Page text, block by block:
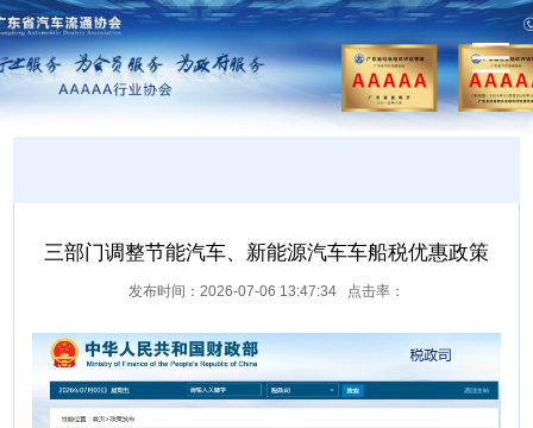
三部门调整节能汽车、新能源汽车车船税优惠政策
发布时间：2026-07-06 13:47:34 点击率：